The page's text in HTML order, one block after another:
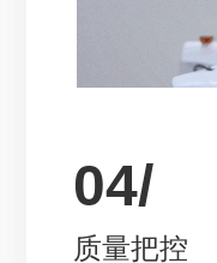
04/
质量把控